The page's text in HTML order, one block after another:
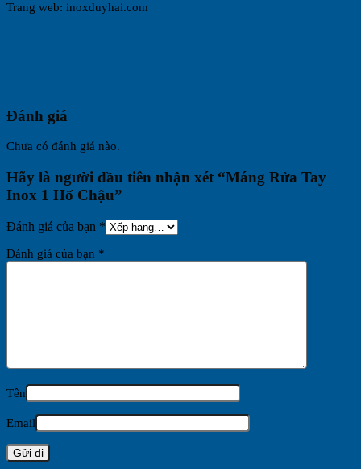
Trang web: inoxduyhai.com
Đánh giá
Chưa có đánh giá nào.
Hãy là người đầu tiên nhận xét “Máng Rửa Tay
Inox 1 Hố Chậu”
Đánh giá của bạn *
Đánh giá của bạn *
Tên
Email